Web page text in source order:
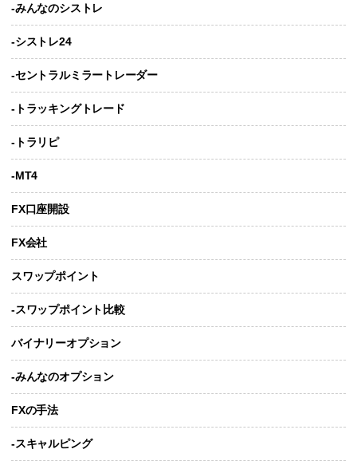
-みんなのシストレ
-シストレ24
-セントラルミラートレーダー
-トラッキングトレード
-トラリピ
-MT4
FX口座開設
FX会社
スワップポイント
-スワップポイント比較
バイナリーオプション
-みんなのオプション
FXの手法
-スキャルピング